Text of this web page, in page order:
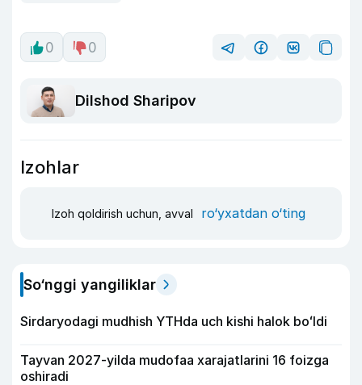
0 0
Dilshod Sharipov
Izohlar
Izoh qoldirish uchun, avval ro‘yxatdan o‘ting
So‘nggi yangiliklar
Sirdaryodagi mudhish YTHda uch kishi halok boʻldi
Tayvan 2027-yilda mudofaa xarajatlarini 16 foizga
oshiradi